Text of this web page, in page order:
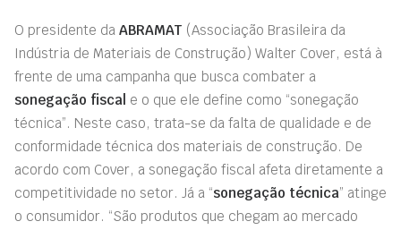
O presidente da ABRAMAT (Associação Brasileira da
Indústria de Materiais de Construção) Walter Cover, está à
frente de uma campanha que busca combater a
sonegação fiscal e o que ele define como “sonegação
técnica”. Neste caso, trata-se da falta de qualidade e de
conformidade técnica dos materiais de construção. De
acordo com Cover, a sonegação fiscal afeta diretamente a
competitividade no setor. Já a “sonegação técnica” atinge
o consumidor. “São produtos que chegam ao mercado